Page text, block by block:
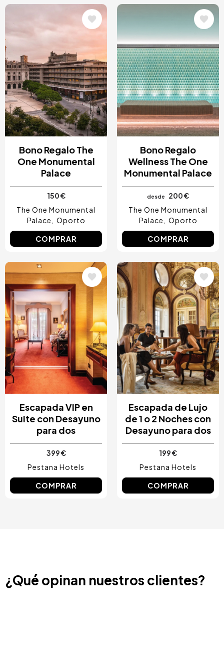
Bono Regalo The
One Monumental
Palace
150 €
The One Monumental
Palace
Oporto
COMPRAR
Bono Regalo
Wellness The One
Monumental Palace
desde
200 €
The One Monumental
Palace
Oporto
COMPRAR
Image
Escapada VIP en
Suite con Desayuno
para dos
399 €
Pestana Hotels
COMPRAR
Image
Escapada de Lujo
de 1 o 2 Noches con
Desayuno para dos
199 €
Pestana Hotels
COMPRAR
¿Qué opinan nuestros clientes?